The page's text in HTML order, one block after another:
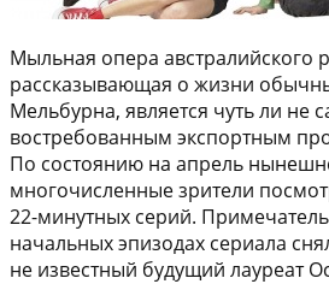
Мыльная опера австралийского
рассказывающая о жизни
Мельбурна, является чуть ли не
востребованным экспортным
По состоянию на апрель
многочисленные зрители
22-минутных серий.
начальных эпизодах сериала
не известный будущий лауреат